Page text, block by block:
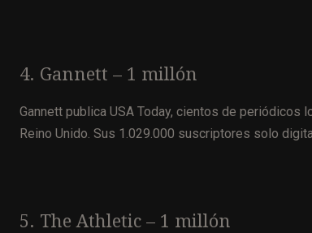
4. Gannett – 1 millón
Gannett publica USA Today, cientos de
Reino Unido. Sus 1.029.000 suscriptores solo
5. The Athletic – 1 millón